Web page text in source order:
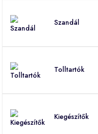
Szandál
Tolltartók
Kiegészítők